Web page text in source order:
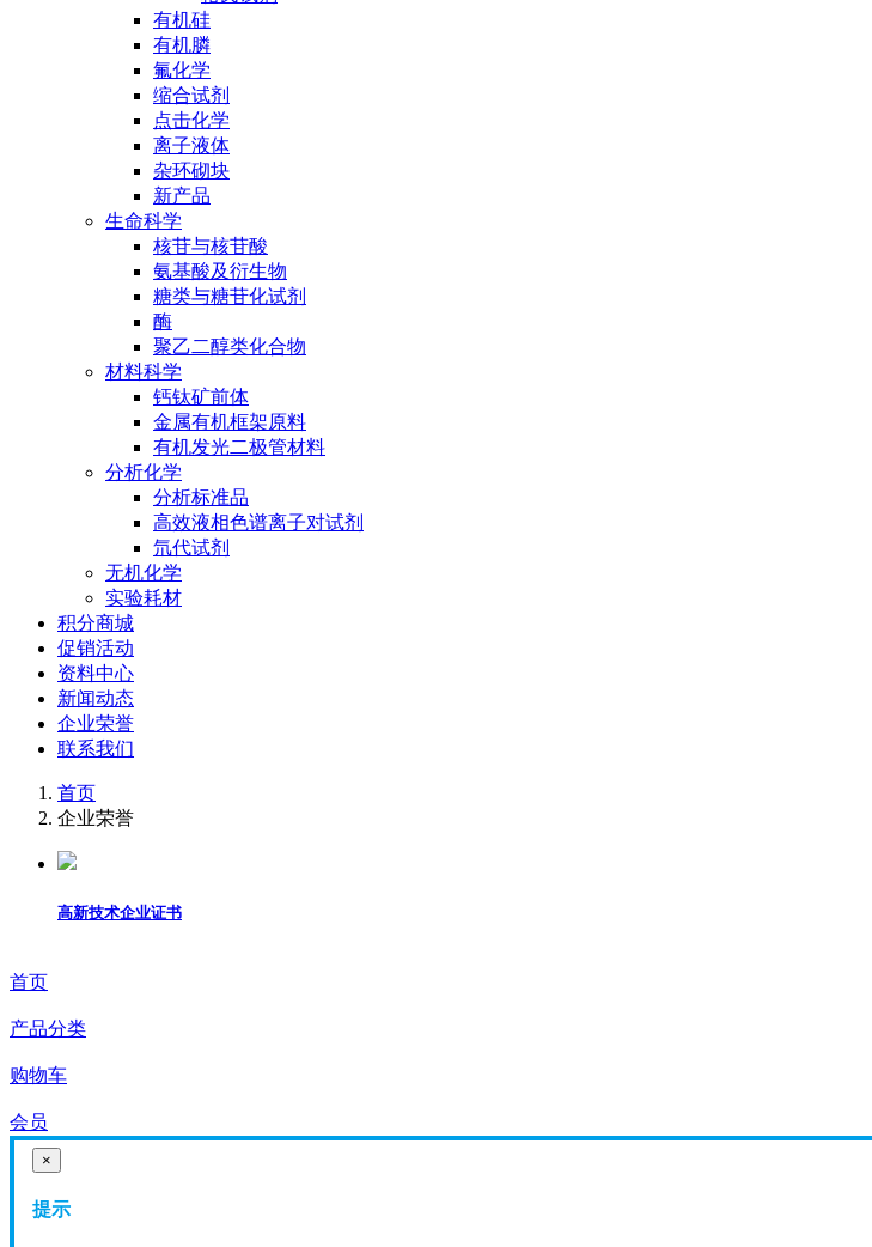
有机硅
有机膦
氟化学
缩合试剂
点击化学
离子液体
杂环砌块
新产品
生命科学
核苷与核苷酸
氨基酸及衍生物
糖类与糖苷化试剂
酶
聚乙二醇类化合物
材料科学
钙钛矿前体
金属有机框架原料
有机发光二极管材料
分析化学
分析标准品
高效液相色谱离子对试剂
氘代试剂
无机化学
实验耗材
积分商城
促销活动
资料中心
新闻动态
企业荣誉
联系我们
首页
企业荣誉
高新技术企业证书
首页
产品分类
购物车
会员
×
提示